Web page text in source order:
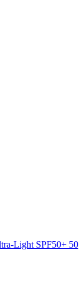
Light SPF50+ 50